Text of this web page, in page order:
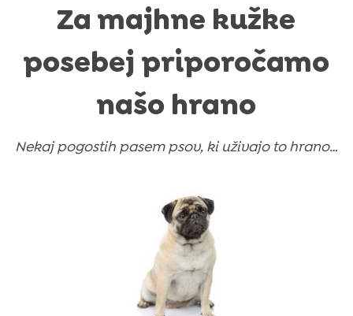
Za majhne kužke
posebej priporočamo
našo hrano
Nekaj pogostih pasem psov, ki uživajo to hrano…